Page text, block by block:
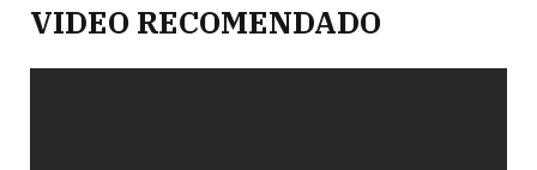
VIDEO RECOMENDADO